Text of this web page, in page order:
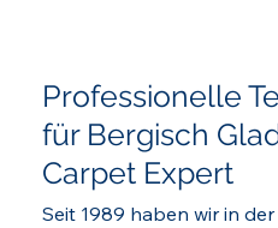
Professionelle
für Bergisch
Carpet Expert
Seit 1989 haben wir in